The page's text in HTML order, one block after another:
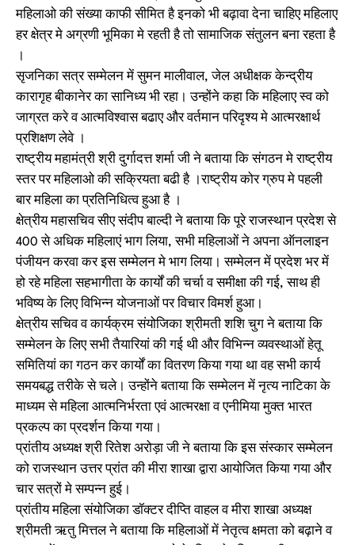
महिलाओ की संख्या काफी सीमित है इनको भी बढ़ावा देना चाहिए महिलाए
हर क्षेत्र मे अग्रणी भूमिका मे रहती है तो सामाजिक संतुलन बना रहता है
सृजनिका सत्र सम्मेलन में सुमन मालीवाल, जेल अधीक्षक केन्द्रीय
कारागृह बीकानेर का सानिध्य भी रहा। उन्होंने कहा कि महिलाए स्व को
जाग्रत करे व आत्मविश्वास बढाए और वर्तमान परिदृश्य मे आत्मरक्षार्थ
प्रशिक्षण लेवे ।
राष्ट्रीय महामंत्री श्री दुर्गादत्त शर्मा जी ने बताया कि संगठन मे राष्ट्रीय
स्तर पर महिलाओ की सक्रियता बढी है ।राष्ट्रीय कोर ग्रुप मे पहली
बार महिला का प्रतिनिधित्व हुआ है ।
क्षेत्रीय महासचिव सीए संदीप बाल्दी ने बताया कि पूरे राजस्थान प्रदेश से
400 से अधिक महिलाएं भाग लिया, सभी महिलाओं ने अपना ऑनलाइन
पंजीयन करवा कर इस सम्मेलन मे भाग लिया। सम्मेलन में प्रदेश भर में
हो रहे महिला सहभागीता के कार्यों की चर्चा व समीक्षा की गई, साथ ही
भविष्य के लिए विभिन्न योजनाओं पर विचार विमर्श हुआ।
क्षेत्रीय सचिव व कार्यक्रम संयोजिका श्रीमती शशि चुग ने बताया कि
सम्मेलन के लिए सभी तैयारियां की गई थी और विभिन्न व्यवस्थाओं हेतू
समितियां का गठन कर कार्यों का वितरण किया गया था वह सभी कार्य
समयबद्ध तरीके से चले। उन्होंने बताया कि सम्मेलन में नृत्य नाटिका के
माध्यम से महिला आत्मनिर्भरता एवं आत्मरक्षा व एनीमिया मुक्त भारत
प्रकल्प का प्रदर्शन किया गया।
प्रांतीय अध्यक्ष श्री रितेश अरोड़ा जी ने बताया कि इस संस्कार सम्मेलन
को राजस्थान उत्तर प्रांत की मीरा शाखा द्वारा आयोजित किया गया और
चार सत्रों मे सम्पन्न हुई।
प्रांतीय महिला संयोजिका डॉक्टर दीप्ति वाहल व मीरा शाखा अध्यक्ष
श्रीमती ऋतु मित्तल ने बताया कि महिलाओं में नेतृत्व क्षमता को बढ़ाने व